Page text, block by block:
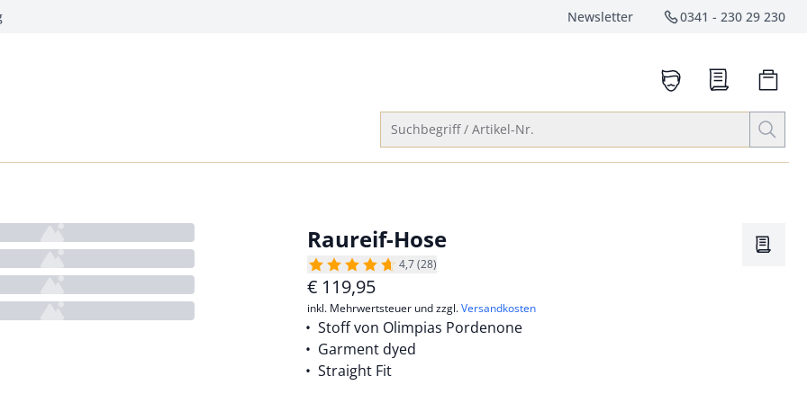
Newsletter Service-
0341 - 230 29 230
anrufen
Suchbegriff / Artikel-Nr.
Raureif-Hose
4,7 (28)
€ 119,95
inkl. Mehrwertsteuer und zzgl.Versandkosten
Stoff von Olimpias Pordenone
Garment dyed
Straight Fit